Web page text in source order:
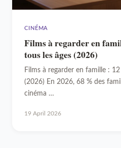
CINÉMA
Films à regarder en
tous les âges (2026)
Films à regarder en famille :
(2026) En 2026, 68 % des
cinéma …
19 April 2026